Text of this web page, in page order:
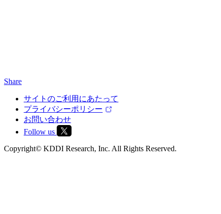
Share
サイトのご利用にあたって
プライバシーポリシー
お問い合わせ
Follow us
Copyright© KDDI Research, Inc. All Rights Reserved.